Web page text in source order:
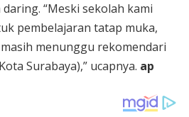
“Meski sekolah kami
pembelajaran tatap muka,
menunggu rekomendari
Surabaya),” ucapnya. ap